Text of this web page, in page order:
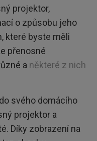
projektor,
o způsobu jeho
které byste měli
přenosné
a některé z nich
svého domácího
projektor a
Díky zobrazení na